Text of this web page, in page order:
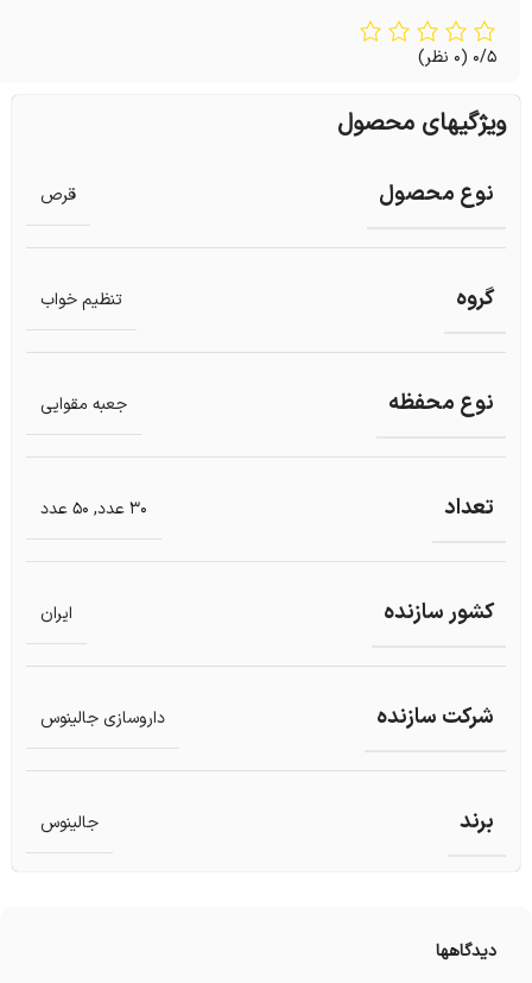
0/5 (0 نظر)
ویژگیهای محصول
نوع محصول قرص
گروه تنظیم خواب
نوع محفظه جعبه مقوایی
تعداد 30 عدد , 50 عدد
کشور سازنده ایران
شرکت سازنده داروسازی جالینوس
برند جالینوس
دیدگاهها